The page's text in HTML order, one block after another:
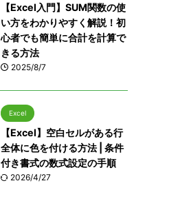
【Excel入門】SUM関数の使
い方をわかりやすく解説！初
心者でも簡単に合計を計算で
きる方法
2025/8/7
Excel
【Excel】空白セルがある行
全体に色を付ける方法 | 条件
付き書式の数式設定の手順
2026/4/27